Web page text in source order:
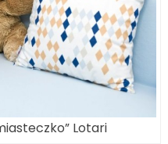
Lotari